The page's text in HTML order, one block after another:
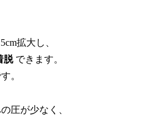
拡大し、
脱できます。
。
圧が少なく、